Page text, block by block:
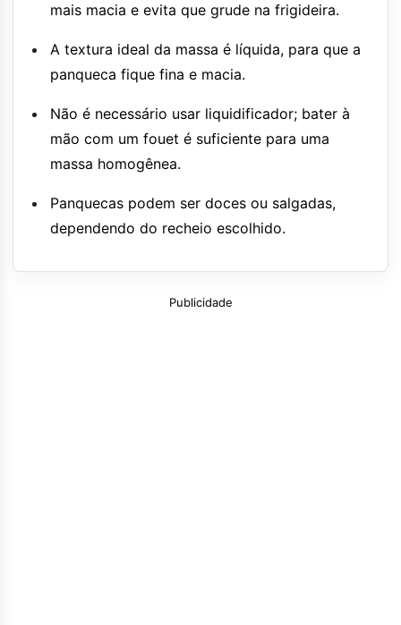
mais macia e evita que grude na frigideira.
A textura ideal da massa é líquida, para que a
panqueca fique fina e macia.
Não é necessário usar liquidificador; bater à
mão com um fouet é suficiente para uma
massa homogênea.
Panquecas podem ser doces ou salgadas,
dependendo do recheio escolhido.
Publicidade